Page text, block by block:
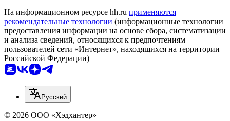
На информационном ресурсе hh.ru применяются
рекомендательные технологии (информационные технологии
предоставления информации на основе сбора, систематизации
и анализа сведений, относящихся к предпочтениям
пользователей сети «Интернет», находящихся на территории
Российской Федерации)
Русский
© 2026 ООО «Хэдхантер»